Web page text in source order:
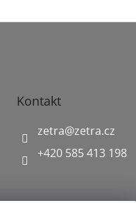
Kontakt
zetra@zetra.cz
+420 585 413 198